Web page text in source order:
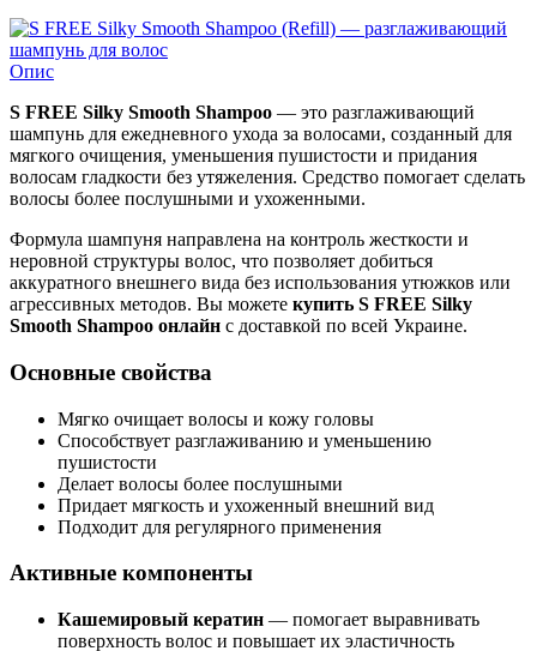
Опис
S FREE Silky Smooth Shampoo — это разглаживающий
шампунь для ежедневного ухода за волосами, созданный для
мягкого очищения, уменьшения пушистости и придания
волосам гладкости без утяжеления. Средство помогает сделать
волосы более послушными и ухоженными.
Формула шампуня направлена на контроль жесткости и
неровной структуры волос, что позволяет добиться
аккуратного внешнего вида без использования утюжков или
агрессивных методов. Вы можете купить S FREE Silky
Smooth Shampoo онлайн с доставкой по всей Украине.
Основные свойства
Мягко очищает волосы и кожу головы
Способствует разглаживанию и уменьшению
пушистости
Делает волосы более послушными
Придает мягкость и ухоженный внешний вид
Подходит для регулярного применения
Активные компоненты
Кашемировый кератин — помогает выравнивать
поверхность волос и повышает их эластичность